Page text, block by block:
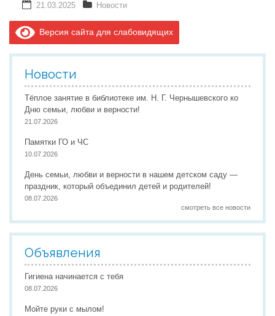
21.03.2025 Новости
Версия сайта для слабовидящих
Новости
Тёплое занятие в библиотеке им. Н. Г. Чернышевского ко
Дню семьи, любви и верности!
21.07.2026
Памятки ГО и ЧС
10.07.2026
День семьи, любви и верности в нашем детском саду —
праздник, который объединил детей и родителей!
08.07.2026
смотреть все новости
Объявления
Гигиена начинается с тебя
08.07.2026
Мойте руки с мылом!